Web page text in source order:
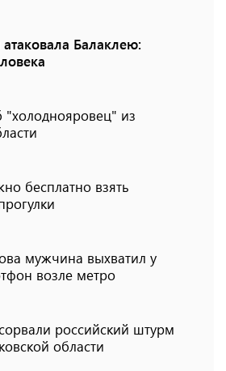
Балаклею:
"холоднояровец" из
бесплатно взять
мужчина выхватил у
возле метро
российский штурм
области